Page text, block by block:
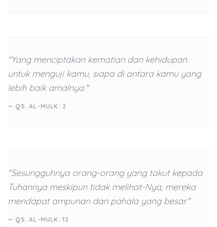
"Yang menciptakan kematian dan kehidupan
untuk menguji kamu, siapa di antara kamu yang
lebih baik amalnya."
— QS. AL-MULK: 2
"Sesungguhnya orang-orang yang takut kepada
Tuhannya meskipun tidak melihat-Nya, mereka
mendapat ampunan dan pahala yang besar."
— QS. AL-MULK: 12